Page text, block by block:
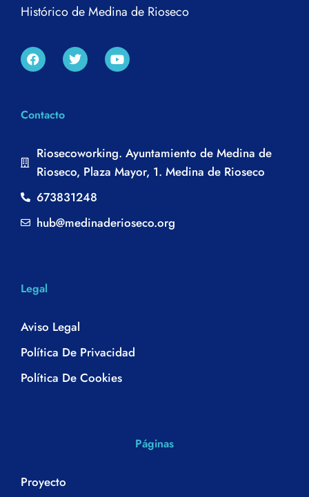
Histórico de Medina de Rioseco
Contacto
Riosecoworking. Ayuntamiento de Medina de
Rioseco, Plaza Mayor, 1. Medina de Rioseco
673831248
hub@medinaderioseco.org
Legal
Aviso Legal
Política De Privacidad
Política De Cookies
Páginas
Proyecto